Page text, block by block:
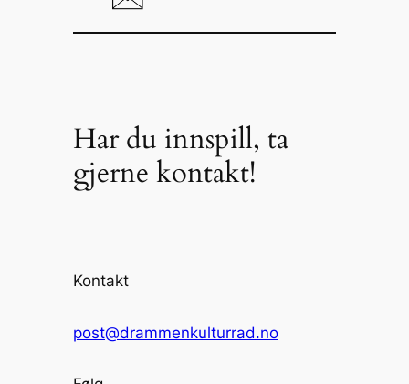
Har du innspill, ta
gjerne kontakt!
Kontakt
post@drammenkulturrad.no